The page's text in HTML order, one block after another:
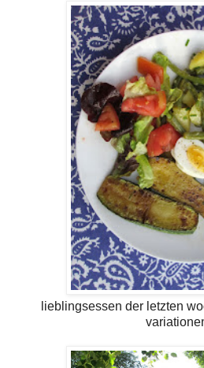
lieblingsessen der letzten